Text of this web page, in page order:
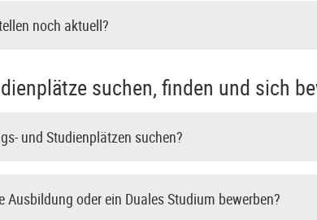
noch aktuell?
suchen, finden und sich
und Studienplätzen suchen?
oder ein Duales Studium bewerben?